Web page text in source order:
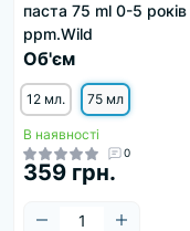
паста 75 ml 0-5
ppm.Wild
Об'єм
12 мл. 75 мл
В наявності
0
359 грн.